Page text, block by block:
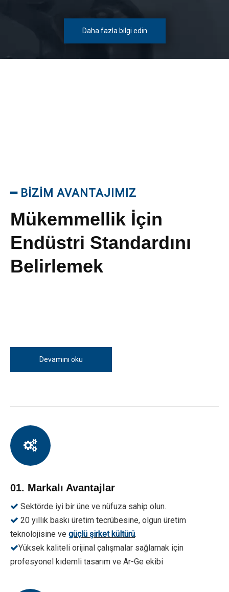
Daha fazla bilgi edin
━BİZİM AVANTAJIMIZ
Mükemmellik İçin
Endüstri Standardını
Belirlemek
Devamını oku
01. Markalı Avantajlar
 Sektörde iyi bir üne ve nüfuza sahip olun.
 20 yıllık baskı üretim tecrübesine, olgun üretim
teknolojisine ve güçlü şirket kültürü.
Yüksek kaliteli orijinal çalışmalar sağlamak için
profesyonel kıdemli tasarım ve Ar-Ge ekibi